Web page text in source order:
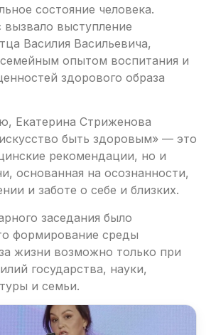
состояние человека.
выступление
Василия Васильевича,
опытом воспитания и
здорового образа
Екатерина Стриженова
быть здоровым» — это
рекомендации, но и
основанная на осознанности,
и заботе о себе и близких.
заседания было
формирование среды
жизни возможно только при
государства, науки,
и семьи.